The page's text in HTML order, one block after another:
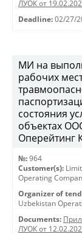
ЛУОК от
Deadline: 02/27/
МИ на
рабочих
состояния
объектах
Оперейтинг
№: 964
Customer(s):
Operating
Organizer of
Uzbekistan
Documents:
ЛУОК от